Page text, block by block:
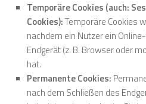
Temporäre Cookies (auch:
Cookies):Temporäre Cookies
nachdem ein Nutzer ein
Endgerät (z. B. Browser oder
hat.
Permanente Cookies:
nach dem Schließen des